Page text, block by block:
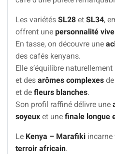
Les variétés SL28 et SL34,
offrent une personnalité
En tasse, on découvre une
des cafés kenyans.
Elle s’équilibre
et des arômes complexes de
et de fleurs blanches.
Son profil raffiné délivre une
soyeux et une finale longue
Le Kenya – Marafiki incarne
terroir africain.